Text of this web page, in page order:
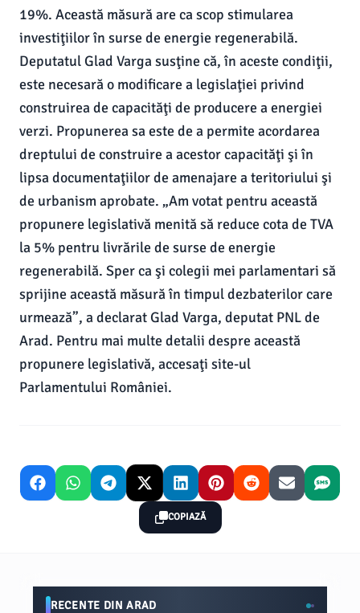
19%. Această măsură are ca scop stimularea
investiţiilor în surse de energie regenerabilă.
Deputatul Glad Varga susţine că, în aceste condiţii,
este necesară o modificare a legislaţiei privind
construirea de capacităţi de producere a energiei
verzi. Propunerea sa este de a permite acordarea
dreptului de construire a acestor capacităţi şi în
lipsa documentaţiilor de amenajare a teritoriului şi
de urbanism aprobate. „Am votat pentru această
propunere legislativă menită să reduce cota de TVA
la 5% pentru livrările de surse de energie
regenerabilă. Sper ca şi colegii mei parlamentari să
sprijine această măsură în timpul dezbaterilor care
urmează”, a declarat Glad Varga, deputat PNL de
Arad. Pentru mai multe detalii despre această
propunere legislativă, accesaţi site-ul
Parlamentului României.
COPIAZĂ
RECENTE DIN ARAD